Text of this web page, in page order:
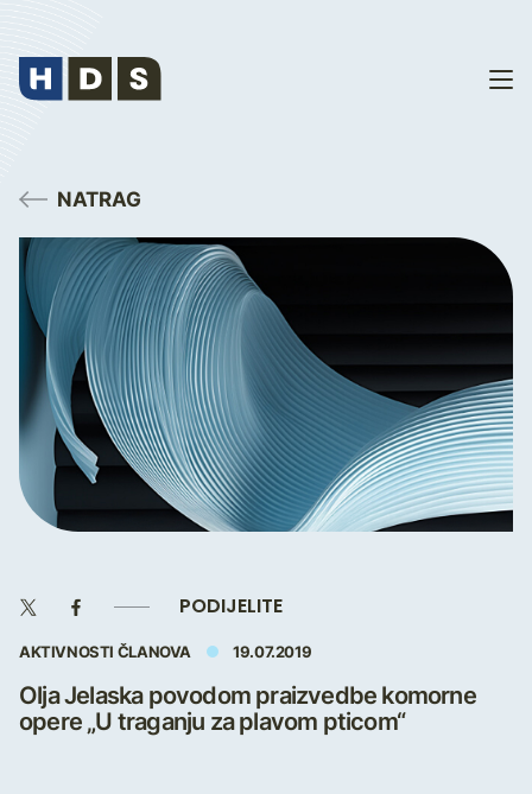
NATRAG
PODIJELITE
AKTIVNOSTI ČLANOVA 19.07.2019
Olja Jelaska povodom praizvedbe komorne
opere „U traganju za plavom pticom“